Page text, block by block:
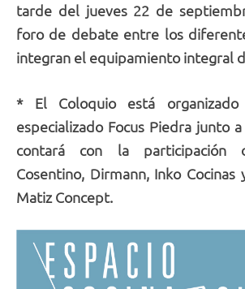
tarde del jueves 22 de
foro de debate entre los
integran el equipamiento integral
* El Coloquio está
especializado Focus Piedra junto
contará con la participación
Cosentino, Dirmann, Inko
Matiz Concept.